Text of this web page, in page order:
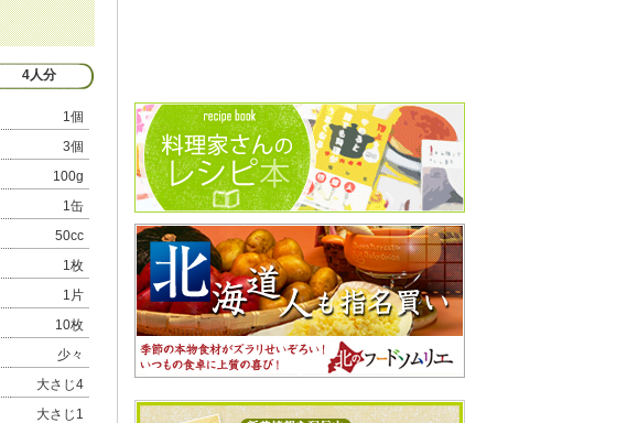
4人分
1個
3個
100g
1缶
50cc
1枚
1片
10枚
少々
大さじ4
大さじ1